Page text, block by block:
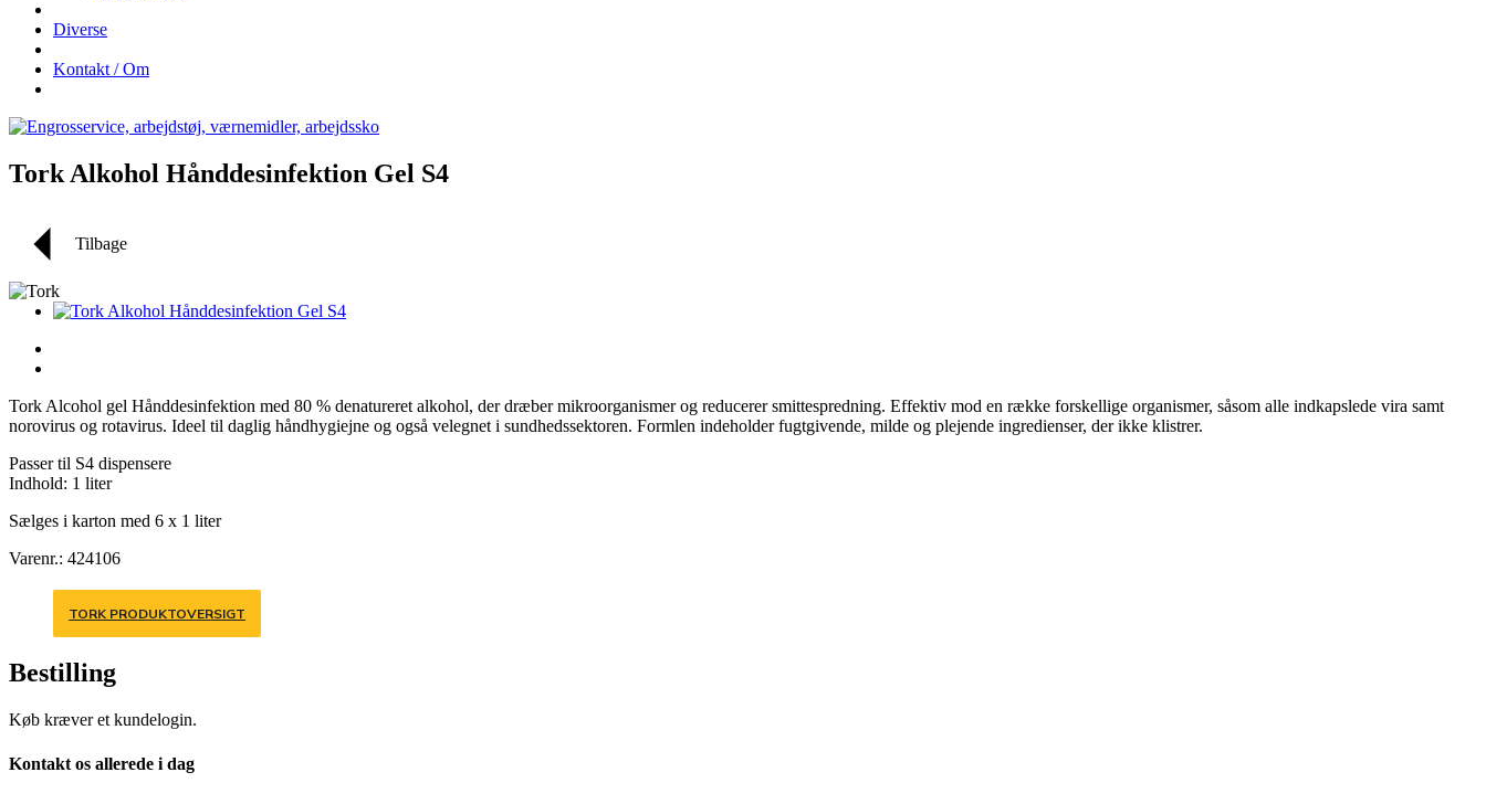
Diverse
Kontakt / Om
Tork Alkohol Hånddesinfektion Gel S4
Tilbage
Tork Alcohol gel Hånddesinfektion med 80 % denatureret alkohol, der dræber mikroorganismer og reducerer smittespredning. Effektiv mod en række forskellige organismer, såsom alle indkapslede vira samt
norovirus og rotavirus. Ideel til daglig håndhygiejne og også velegnet i sundhedssektoren. Formlen indeholder fugtgivende, milde og plejende ingredienser, der ikke klistrer.
Passer til S4 dispensere
Indhold: 1 liter
Sælges i karton med 6 x 1 liter
Varenr.: 424106
TORK PRODUKTOVERSIGT
Bestilling
Køb kræver et kundelogin.
Kontakt os allerede i dag